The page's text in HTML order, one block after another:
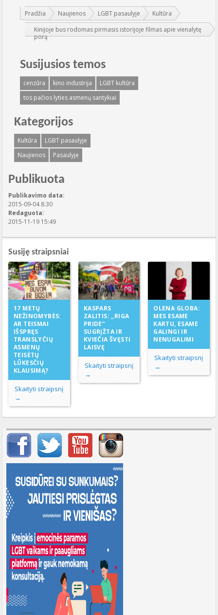
Jūs esate čia:
Pradžia Naujienos LGBT pasaulyje
Kultūra
Kinijoje bus rodomas pirmasis istorijoje filmas apie vienalytę
porą
Susijusios temos
cenzūra kino industrija
LGBT kultūra
tos pačios lyties asmenų santykiai
Kategorijos
Kultūra
LGBT pasaulyje
Naujienos
Pasaulyje
Publikuota
Publikavimo data:
2015-09-04 8:30
Redaguota:
2015-11-19 15:49
Susiję straipsniai
17 METŲ
NEŽINOMYBĖS:
AR TEISMAI
IŠSPRĘS
TRANSLYČIŲ
ASMENŲ
TEISĖTŲ
LŪKESČIŲ
KLAUSIMĄ?
Skaityti straipsnį
→
KASPARS
ZALITIS: „RIGA
PRIDE“
SUGRĮŽTA IR
KVIEČIA ŠVĘSTI
LAISVĘ
Skaityti straipsnį
→
OLENA GLOBA:
MES ESAME
KARTU, ESAME
GALINGI IR
NENUGALIMI
Skaityti straipsnį
→
Svarbių įrašų meniu